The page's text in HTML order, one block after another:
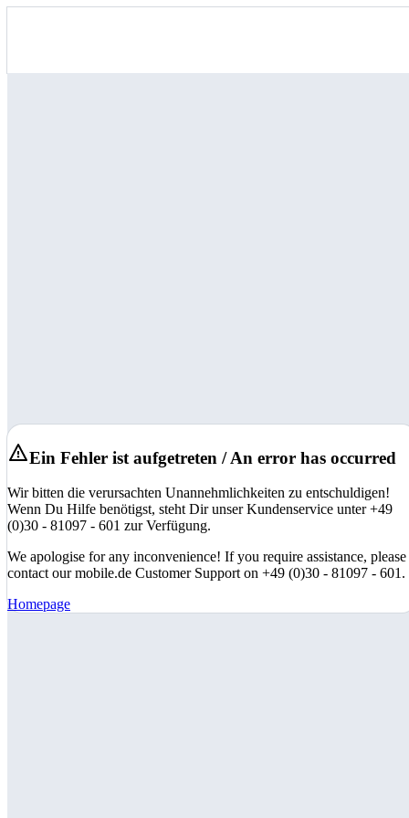
Ein Fehler ist aufgetreten / An error has occurred
Wir bitten die verursachten Unannehmlichkeiten zu entschuldigen!
Wenn Du Hilfe benötigst, steht Dir unser Kundenservice unter +49
(0)30 - 81097 - 601 zur Verfügung.
We apologise for any inconvenience! If you require assistance, please
contact our mobile.de Customer Support on +49 (0)30 - 81097 - 601.
Homepage